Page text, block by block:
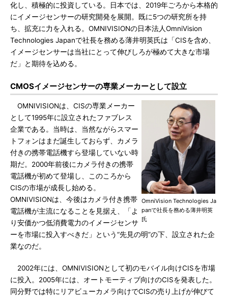
化し、積極的に投資している。日本では、2019年ごろから本格的
にイメージセンサーの研究開発を展開。既に5つの研究所を持
ち、拡充に力を入れる。OMNIVISIONの日本法人OmniVision
Technologies Japanで社長を務める薄井明英氏は「CISを含め、
イメージセンサーは当社にとって伸びしろが極めて大きな市場
だ」と期待を込める。
CMOSイメージセンサーの専業メーカーとして設立
OmniVision Technologies Ja
panで社長を務める薄井明英
氏
OMNIVISIONは、CISの専業メーカー
として1995年に設立されたファブレス
企業である。当時は、当然ながらスマー
トフォンはまだ誕生しておらず、カメラ
付きの携帯電話機すら登場していない時
期だ。2000年前後にカメラ付きの携帯
電話機が初めて登場し、このころから
CISの市場が成長し始める。
OMNIVISIONは、今後はカメラ付き携帯
電話機が主流になることを見据え、「よ
り安価かつ低消費電力のイメージセンサ
ーを市場に投入すべきだ」という“先見の明”の下、設立された企
業なのだ。
2002年には、OMNIVISIONとして初のモバイル向けCISを市場
に投入。2005年には、オートモーティブ向けのCISを発表した。
同分野では特にリアビューカメラ向けでCISの売り上げが伸びて